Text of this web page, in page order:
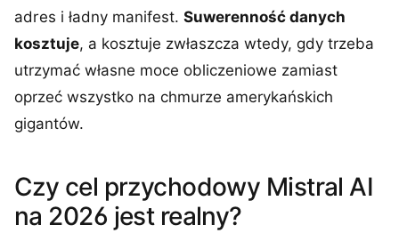
adres i ładny manifest. Suwerenność danych
kosztuje, a kosztuje zwłaszcza wtedy, gdy trzeba
utrzymać własne moce obliczeniowe zamiast
oprzeć wszystko na chmurze amerykańskich
gigantów.
Czy cel przychodowy Mistral AI
na 2026 jest realny?